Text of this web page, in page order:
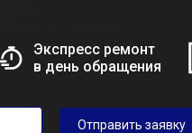
Экспресс ремонт
в день обращения
Отправить заявку